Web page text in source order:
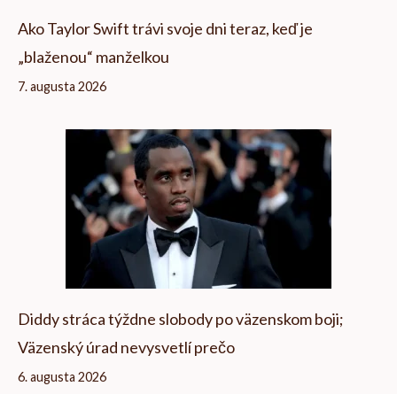
Ako Taylor Swift trávi svoje dni teraz, keď je
„blaženou“ manželkou
7. augusta 2026
Diddy stráca týždne slobody po väzenskom boji;
Väzenský úrad nevysvetlí prečo
6. augusta 2026